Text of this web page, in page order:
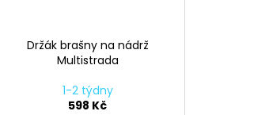
Držák brašny na nádrž
Multistrada
1-2 týdny
598 Kč